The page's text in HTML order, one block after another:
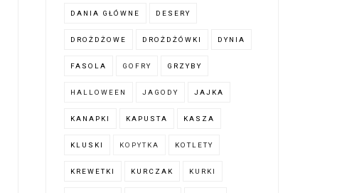
DANIA GŁÓWNE DESERY
DROŻDŻOWE DROŻDŻÓWKI DYNIA
FASOLA GOFRY GRZYBY
HALLOWEEN JAGODY JAJKA
KANAPKI KAPUSTA KASZA
KLUSKI KOPYTKA KOTLETY
KREWETKI KURCZAK KURKI